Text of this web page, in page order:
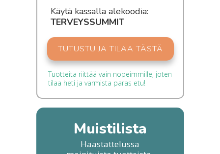
Käytä kassalla alekoodia:
TERVEYSSUMMIT
TUTUSTU JA TILAA TÄSTÄ
Tuotteita riittää vain nopeimmille, joten
tilaa heti ja varmista paras etu!
Muistilista
Haastattelussa